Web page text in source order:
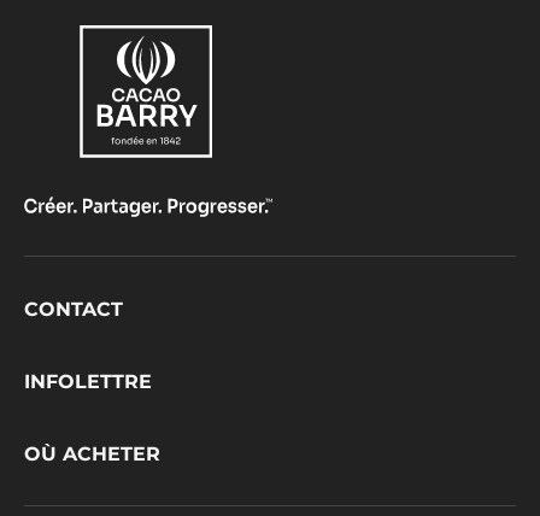
Footer
CONTACT
INFOLETTRE
OÙ ACHETER